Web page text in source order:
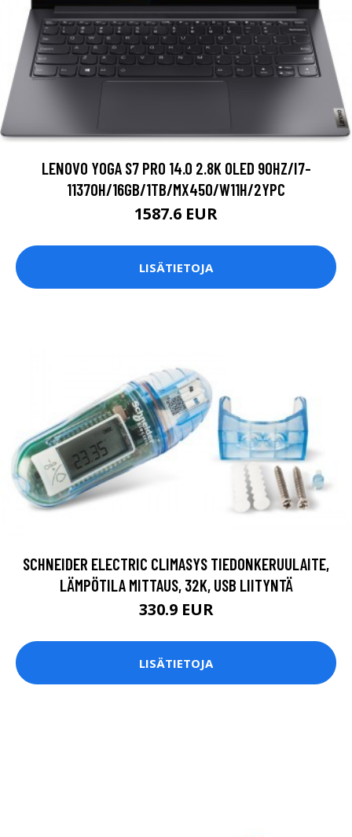
LENOVO YOGA S7 PRO 14.0 2.8K OLED 90HZ/I7-
11370H/16GB/1TB/MX450/W11H/2YPC
1587.6 EUR
LISÄTIETOJA
SCHNEIDER ELECTRIC CLIMASYS TIEDONKERUULAITE,
LÄMPÖTILA MITTAUS, 32K, USB LIITYNTÄ
330.9 EUR
LISÄTIETOJA